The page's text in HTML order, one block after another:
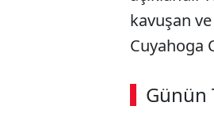
kavuşan
Cuyahoga
Günün
00:02 /